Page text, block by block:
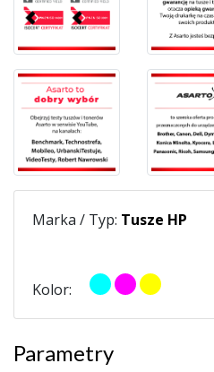
Marka / Typ: Tusze HP
Kolor:
Parametry